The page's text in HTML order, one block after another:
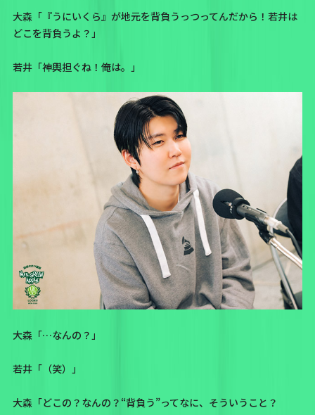
大森「『うにいくら』が地元を背負うっつってんだから！若井は
どこを背負うよ？」
若井「神輿担ぐね！俺は。」
大森「…なんの？」
若井「（笑）」
大森「どこの？なんの？“背負う”ってなに、そういうこと？